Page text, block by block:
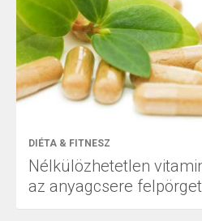
DIÉTA & FITNESZ
Nélkülözhetetlen
az anyagcsere